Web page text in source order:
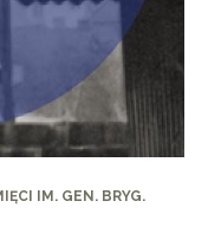
IM. GEN. BRYG.